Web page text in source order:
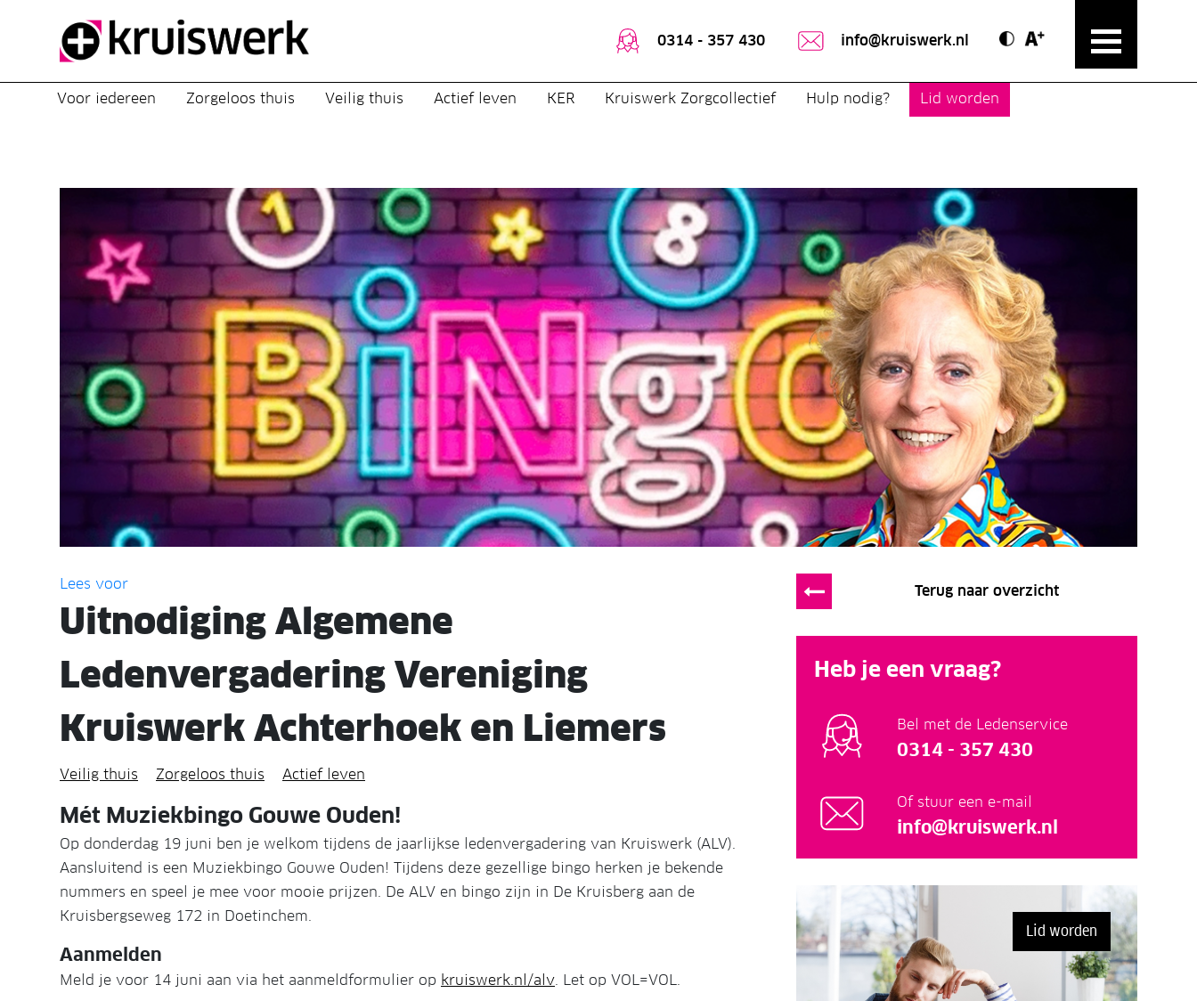
Direct door naar content 0314 - 357 430 info@kruiswerk.nl Contrast modus
Text vergroten
Voor iedereen Zorgeloos thuis Veilig thuis Actief leven KER Kruiswerk Zorgcollectief Hulp nodig? Lid worden
Lees voor
Uitnodiging Algemene
Ledenvergadering Vereniging
Kruiswerk Achterhoek en Liemers
Veilig thuis Zorgeloos thuis Actief leven
Mét Muziekbingo Gouwe Ouden!
Op donderdag 19 juni ben je welkom tijdens de jaarlijkse ledenvergadering van Kruiswerk (ALV).
Aansluitend is een Muziekbingo Gouwe Ouden! Tijdens deze gezellige bingo herken je bekende
nummers en speel je mee voor mooie prijzen. De ALV en bingo zijn in De Kruisberg aan de
Kruisbergseweg 172 in Doetinchem.
Aanmelden
Meld je voor 14 juni aan via het aanmeldformulier op kruiswerk.nl/alv. Let op VOL=VOL.
Terug naar overzicht
Heb je een vraag?
Bel met de Ledenservice
0314 - 357 430
Of stuur een e-mail
info@kruiswerk.nl
Lid worden